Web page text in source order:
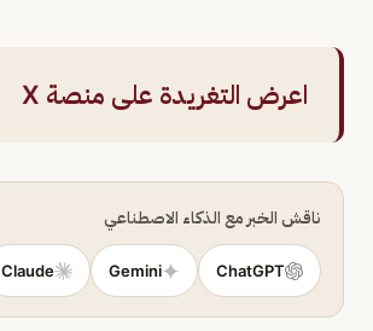
اعرض التغريدة على منصة X
ناقش الخبر مع الذكاء الاصطناعي
ChatGPT
Gemini
Claude